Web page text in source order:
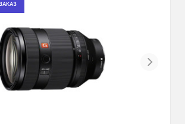
Next